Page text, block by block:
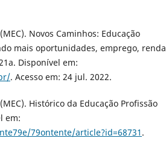
Novos Caminhos: Educação
mais oportunidades, emprego, renda
Disponível em:
. Acesso em: 24 jul. 2022.
Histórico da Educação Profissão
em:
79ontente/article?id=68731 .